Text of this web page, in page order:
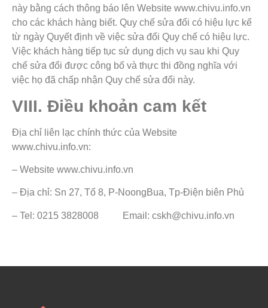
này bằng cách thông báo lên Website www.chivu.info.vn
cho các khách hàng biết. Quy chế sửa đổi có hiệu lực kể
từ ngày Quyết định về việc sửa đổi Quy chế có hiệu lực.
Việc khách hàng tiếp tục sử dụng dịch vụ sau khi Quy
chế sửa đổi được công bố và thực thi đồng nghĩa với
việc họ đã chấp nhận Quy chế sửa đổi này.
VIII. Điều khoản cam kết
Địa chỉ liên lạc chính thức của Website
www.chivu.info.vn:
– Website www.chivu.info.vn
– Địa chỉ: Sn 27, Tổ 8, P-NoongBua, Tp-Điện biên Phủ
– Tel: 0215 3828008 Email: cskh@chivu.info.vn